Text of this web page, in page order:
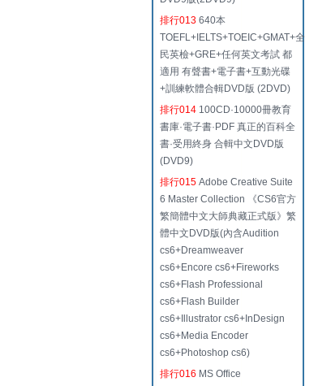
排行013 640本
TOEFL+IELTS+TOEIC+GMAT+全
民英檢+GRE+任何英文考試 都
適用 有聲書+電子書+互動光碟
+訓練軟體合輯DVD版 (2DVD)
排行014 100CD·10000冊教育
書庫·電子書·PDF 真正的百科全
書·受用終身 合輯中文DVD版
(DVD9)
排行015 Adobe Creative Suite
6 Master Collection 《CS6官方
繁簡體中文大師典藏正式版》繁
體中文DVD版(內含Audition
cs6+Dreamweaver
cs6+Encore cs6+Fireworks
cs6+Flash Professional
cs6+Flash Builder
cs6+Illustrator cs6+InDesign
cs6+Media Encoder
cs6+Photoshop cs6)
排行016 MS Office